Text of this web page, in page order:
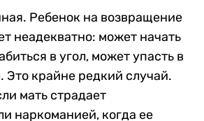
Ребенок на возвращение
неадекватно: может начать
в угол, может упасть в
Это крайне редкий случай.
мать страдает
наркоманией, когда ее